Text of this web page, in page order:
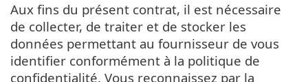
Aux fins du présent contrat, il est nécessaire
de collecter, de traiter et de stocker les
données permettant au fournisseur de vous
identifier conformément à la politique de
confidentialité. Vous reconnaissez par la